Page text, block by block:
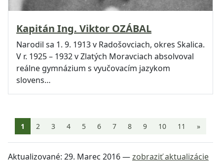
Kapitán Ing. Viktor OZÁBAL
Narodil sa 1. 9. 1913 v Radošovciach, okres Skalica.
V r. 1925 – 1932 v Zlatých Moravciach absolvoval
reálne gymnázium s vyučovacím jazykom
slovens…
1 Aktuálna stránka 1
2 3 4 5 6 7 8 9 10 11 »
Aktualizované: 29. Marec 2016—zobraziť aktualizácie